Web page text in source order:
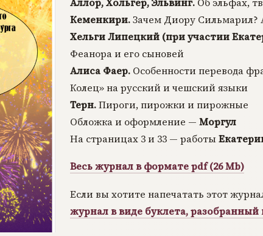
Кеменкири.Зачем Диору Сильмарил?
Хельги Липецкий (при участии
Феанора и его сыновей
Алиса Фаер. Особенности перевода
Колец» на русский и чешский языки
Терн.Пироги, пирожки и пирожные
Обложка и оформление — Моргул
На страницах 3 и 33 — работы
Весь журнал в формате pdf (26 Mb)
Если вы хотите напечатать этот
журнал в виде буклета,